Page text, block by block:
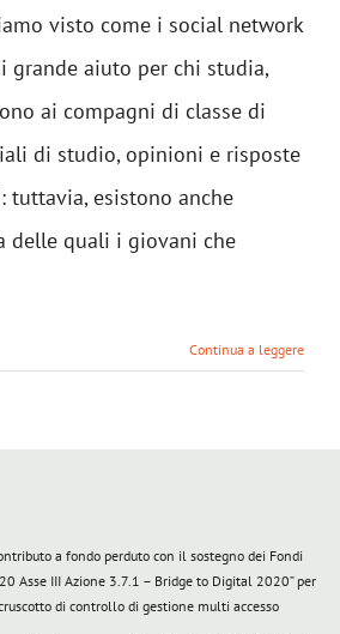
visto come i social network
grande aiuto per chi studia,
ai compagni di classe di
di studio, opinioni e risposte
tuttavia, esistono anche
delle quali i giovani che
Continua a leggere
a fondo perduto con il sostegno dei Fondi
Asse III Azione 3.7.1 – Bridge to Digital 2020” per
di controllo di gestione multi accesso